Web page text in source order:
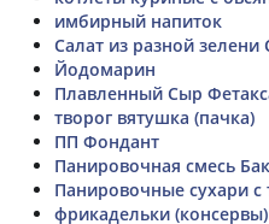
имбирный напиток
Салат из разной
Йодомарин
Плавленный Сыр
творог вятушка (пачка)
ПП Фондант
Панировочная смесь
Панировочные сухари
фрикадельки (консервы)